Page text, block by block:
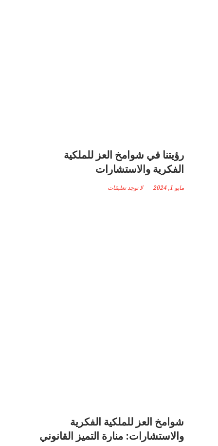
رؤيتنا في شوامخ العز للملكية
الفكرية والاستشارات
مايو 1, 2024 لا توجد تعليقات
شوامخ العز للملكية الفكرية
والاستشارات: منارة التميز القانوني